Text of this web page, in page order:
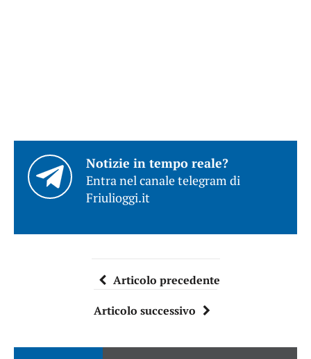
Notizie in tempo reale?
Entra nel canale telegram di
Friulioggi.it
Articolo precedente
Articolo successivo